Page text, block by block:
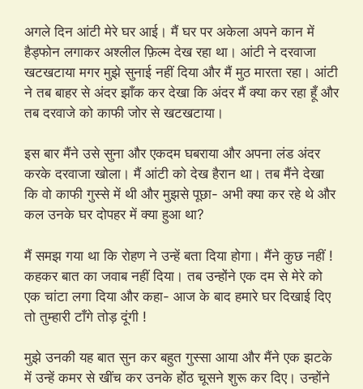
अगले दिन आंटी मेरे घर आई। मैं घर पर अकेला अपने कान में
हैड्फोन लगाकर अश्लील फ़िल्म देख रहा था। आंटी ने दरवाजा
खटखटाया मगर मुझे सुनाई नहीं दिया और मैं मुठ मारता रहा। आंटी
ने तब बाहर से अंदर झाँक कर देखा कि अंदर मैं क्या कर रहा हूँ और
तब दरवाजे को काफी जोर से खटखटाया।
इस बार मैंने उसे सुना और एकदम घबराया और अपना लंड अंदर
करके दरवाजा खोला। मैं आंटी को देख हैरान था। तब मैंने देखा
कि वो काफी गुस्से में थी और मुझसे पूछा- अभी क्या कर रहे थे और
कल उनके घर दोपहर में क्या हुआ था?
मैं समझ गया था कि रोहण ने उन्हें बता दिया होगा। मैंने कुछ नहीं !
कहकर बात का जवाब नहीं दिया। तब उन्होंने एक दम से मेरे को
एक चांटा लगा दिया और कहा- आज के बाद हमारे घर दिखाई दिए
तो तुम्हारी टाँगे तोड़ दूंगी !
मुझे उनकी यह बात सुन कर बहुत गुस्सा आया और मैंने एक झटके
में उन्हें कमर से खींच कर उनके होंठ चूसने शुरू कर दिए। उन्होंने